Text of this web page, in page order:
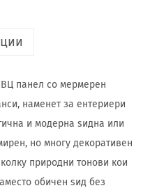
панел со мермерен
наменет за ентериери
и модерна ѕидна или
но многу декоративен
природни тонови кои
обичен ѕид без